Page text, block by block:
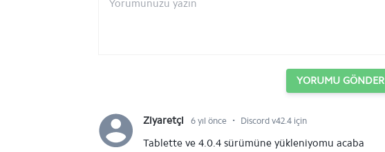
YORUMU GÖNDER
Ziyaretçi 6 yıl önce ⋅ Discord v42.4 için
Tablette ve 4.0.4 sürümüne yükleniyomu acaba